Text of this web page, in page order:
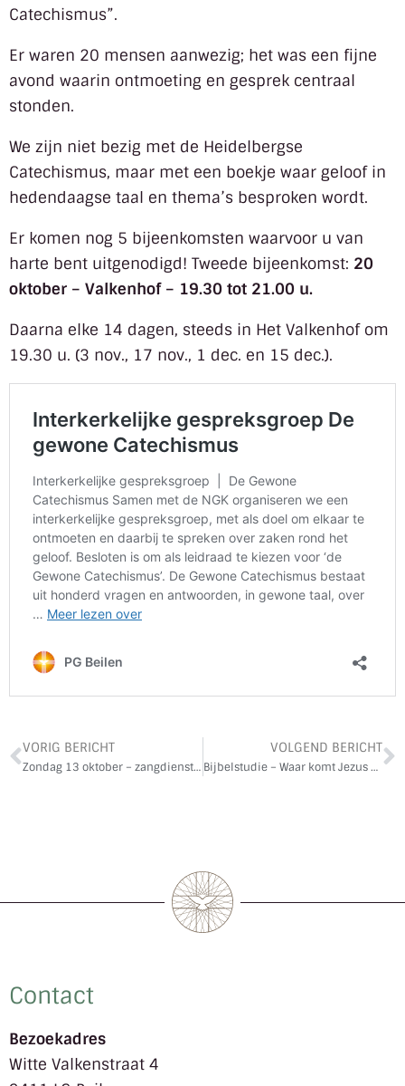
Catechismus”.
Er waren 20 mensen aanwezig; het was een fijne
avond waarin ontmoeting en gesprek centraal
stonden.
We zijn niet bezig met de Heidelbergse
Catechismus, maar met een boekje waar geloof in
hedendaagse taal en thema’s besproken wordt.
Er komen nog 5 bijeenkomsten waarvoor u van
harte bent uitgenodigd! Tweede bijeenkomst: 20
oktober – Valkenhof – 19.30 tot 21.00 u.
Daarna elke 14 dagen, steeds in Het Valkenhof om
19.30 u. (3 nov., 17 nov., 1 dec. en 15 dec.).
VORIG BERICHT
Zondag 13 oktober – zangdienst in de Stefanuskerk
VOLGEND BERICHT
Bijbelstudie – Waar komt Jezus vandaan? – 21 oktober
Contact
Bezoekadres
Witte Valkenstraat 4